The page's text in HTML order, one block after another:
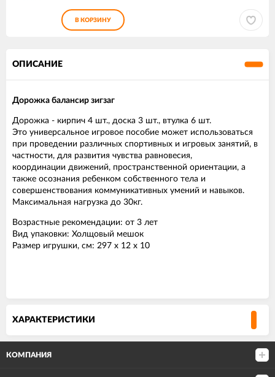
В КОРЗИНУ
ОПИСАНИЕ
Дорожка балансир зигзаг
Дорожка - кирпич 4 шт., доска 3 шт., втулка 6 шт.
Это универсальное игровое пособие может использоваться
при проведении различных спортивных и игровых занятий, в
частности, для развития чувства равновесия,
координации движений, пространственной ориентации, а
также осознания ребенком собственного тела и
совершенствования коммуникативных умений и навыков.
Максимальная нагрузка до 30кг.
Возрастные рекомендации: от 3 лет
Вид упаковки: Холщовый мешок
Размер игрушки, см: 297 х 12 х 10
ХАРАКТЕРИСТИКИ
КОМПАНИЯ